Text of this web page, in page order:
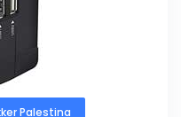
Palestina